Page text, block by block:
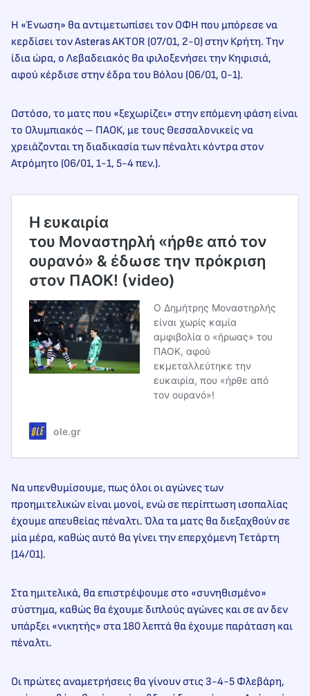
Η «Ένωση» θα αντιμετωπίσει τον ΟΦΗ που μπόρεσε να
κερδίσει τον Asteras AKTOR (07/01, 2-0) στην Κρήτη. Την
ίδια ώρα, ο Λεβαδειακός θα φιλοξενήσει την Κηφισιά,
αφού κέρδισε στην έδρα του Βόλου (06/01, 0-1).
Ωστόσο, το ματς που «ξεχωρίζει» στην επόμενη φάση είναι
το Ολυμπιακός – ΠΑΟΚ, με τους Θεσσαλονικείς να
χρειάζονται τη διαδικασία των πέναλτι κόντρα στον
Ατρόμητο (06/01, 1-1, 5-4 πεν.).
H ευκαιρία
του Μοναστηρλή «ήρθε από τον
ουρανό» & έδωσε την πρόκριση
στον ΠΑΟΚ! (video)
Ο Δημήτρης Μοναστηρλής
είναι χωρίς καμία
αμφιβολία ο «ήρωας» του
ΠΑΟΚ, αφού
εκμεταλλεύτηκε την
ευκαιρία, που «ήρθε από
τον ουρανό»!
ole.gr
Να υπενθυμίσουμε, πως όλοι οι αγώνες των
προημιτελικών είναι μονοί, ενώ σε περίπτωση ισοπαλίας
έχουμε απευθείας πέναλτι. Όλα τα ματς θα διεξαχθούν σε
μία μέρα, καθώς αυτό θα γίνει την επερχόμενη Τετάρτη
(14/01).
Στα ημιτελικά, θα επιστρέψουμε στο «συνηθισμένο»
σύστημα, καθώς θα έχουμε διπλούς αγώνες και σε αν δεν
υπάρξει «νικητής» στα 180 λεπτά θα έχουμε παράταση και
πέναλτι.
Οι πρώτες αναμετρήσεις θα γίνουν στις 3-4-5 Φλεβάρη,